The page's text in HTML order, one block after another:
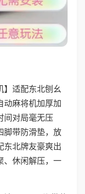
】适配东北刨幺
动麻将机加厚加
间对局毫无压
脚带防滑垫，放
东北牌友豪爽出
、休闲解压，一